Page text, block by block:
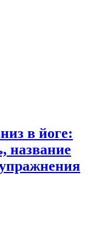
в йоге:
название